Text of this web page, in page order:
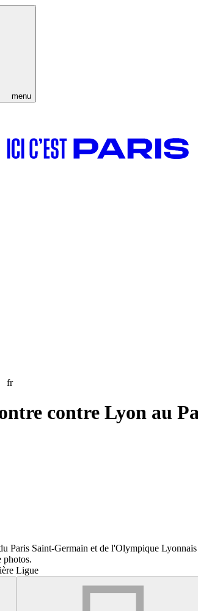
menu
fr
contre Lyon au
Paris Saint-Germain et de l'Olympique
photos.
Ligue